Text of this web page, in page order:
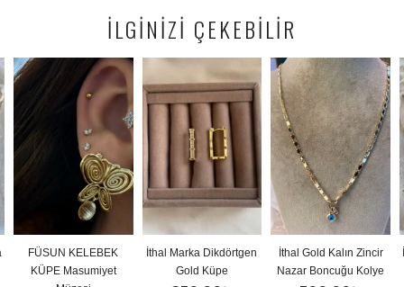
İLGİNİZİ ÇEKEBİLİR
İthal Marka Dikdörtgen
Gold Küpe
İthal Gold Kalın Zincir
Nazar Boncuğu Kolye
İthal Gold Renkli
Y Kolye